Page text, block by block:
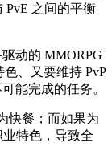
PvE 之间的平衡
动的 MMORPG
、又要维持 PvP
能完成的任务。
快餐；而如果为
特色，导致全